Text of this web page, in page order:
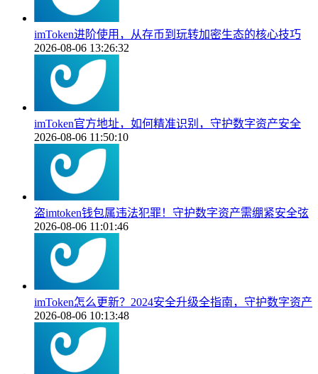
imToken进阶使用，从存币到玩转加密生态的核心技巧
2026-08-06 13:26:32
imToken官方地址，如何精准识别，守护数字资产安全
2026-08-06 11:50:10
盗imtoken钱包属违法犯罪！守护数字资产需绷紧安全弦
2026-08-06 11:01:46
imToken怎么更新？2024安全升级全指南，守护数字资产
2026-08-06 10:13:48